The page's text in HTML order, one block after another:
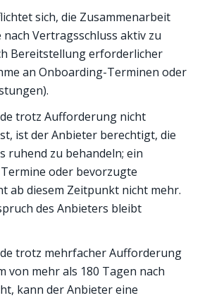
sich, die Zusammenarbeit
Vertragsschluss aktiv zu
Bereitstellung erforderlicher
an Onboarding-Terminen oder
trotz Aufforderung nicht
ist der Anbieter berechtigt, die
ruhend zu behandeln; ein
oder bevorzugte
ab diesem Zeitpunkt nicht mehr.
des Anbieters bleibt
trotz mehrfacher Aufforderung
von mehr als 180 Tagen nach
kann der Anbieter eine